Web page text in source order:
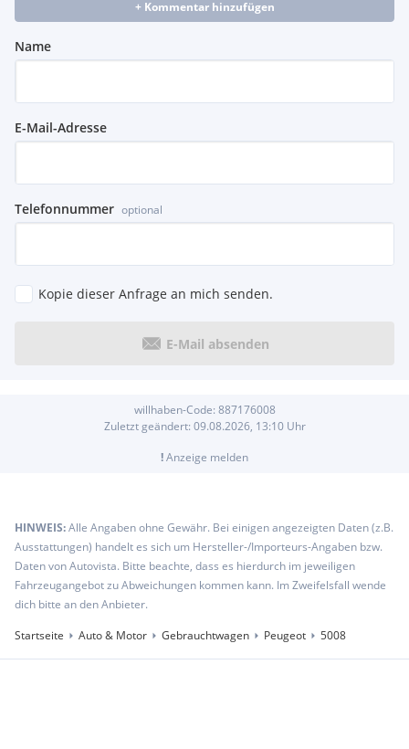
+ Kommentar hinzufügen
Name
E-Mail-Adresse
Telefonnummer optional
Kopie dieser Anfrage an mich senden.
E-Mail absenden
willhaben-Code: 887176008
Zuletzt geändert: 09.08.2026, 13:10Uhr
!Anzeige melden
HINWEIS:Alle Angaben ohne Gewähr. Bei einigen angezeigten Daten (z.B.
Ausstattungen) handelt es sich um Hersteller-/Importeurs-Angaben bzw.
Daten von Autovista. Bitte beachte, dass es hierdurch im jeweiligen
Fahrzeugangebot zu Abweichungen kommen kann. Im Zweifelsfall wende
dich bitte an den Anbieter.
Startseite
Auto & Motor Gebrauchtwagen Peugeot 5008